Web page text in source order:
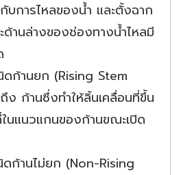
บการไหลของน้ำ และตั้งฉาก
านล่างของช่องทางน้ำไหลมี
ก้านยก (Rising Stem
ง ก้านซึ่งทำให้ลิ้นเคลื่อนที่ขึ้น
นแนวแกนของก้านขณะเปิด
ก้านไม่ยก (Non-Rising